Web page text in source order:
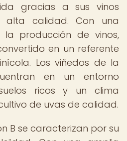
gracias a sus vinos
alta calidad. Con una
producción de vinos,
en un referente
Los viñedos de la
en un entorno
ricos y un clima
de uvas de calidad.
B se caracterizan por su